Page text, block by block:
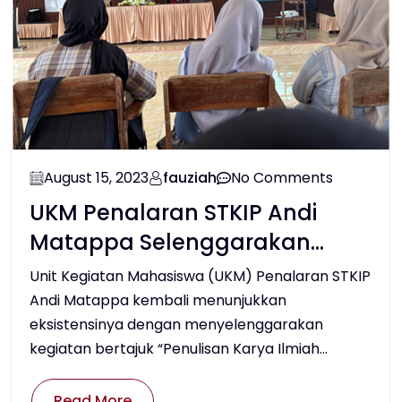
August 15, 2023 fauziah No Comments
UKM Penalaran STKIP Andi
Matappa Selenggarakan
Kegiatan Penulisan Karya
Ilmiah Bersama Himatika
Unit Kegiatan Mahasiswa (UKM) Penalaran STKIP
Andi Matappa kembali menunjukkan
eksistensinya dengan menyelenggarakan
kegiatan bertajuk “Penulisan Karya Ilmiah...